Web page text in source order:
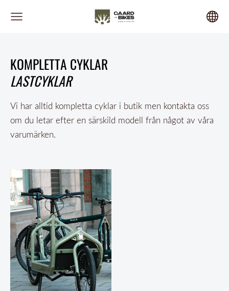
KOMPLETTA CYKLAR
LASTCYKLAR
Vi har alltid kompletta cyklar i butik men kontakta oss
om du letar efter en särskild modell från något av våra
varumärken.